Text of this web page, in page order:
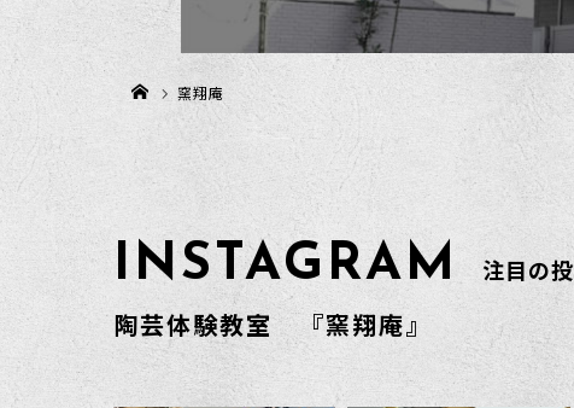
ホーム窯翔庵
INSTAGRAM 注目の
陶芸体験教室 『窯翔庵』